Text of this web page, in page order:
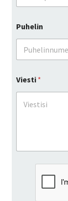
Puhelin
Viesti *